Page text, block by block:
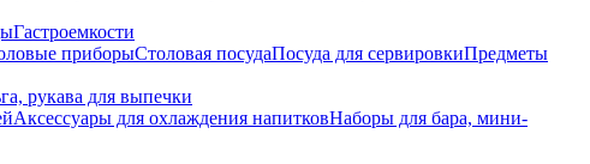
Гастроемкости
приборыСтоловая посудаПосуда для сервировкиПредметы
рукава для выпечки
Аксессуары для охлаждения напитковНаборы для бара, мини-